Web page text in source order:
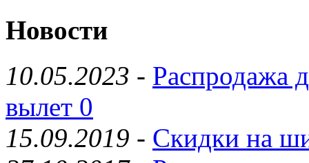
Новости
10.05.2023 - Распродажа
вылет 0
15.09.2019 - Скидки на